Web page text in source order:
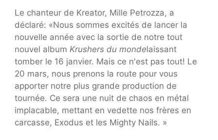
Le chanteur de Kreator, Mille Petrozza, a
déclaré: «Nous sommes excités de lancer la
nouvelle année avec la sortie de notre tout
nouvel album Krushers du mondelaissant
tomber le 16 janvier. Mais ce n'est pas tout! Le
20 mars, nous prenons la route pour vous
apporter notre plus grande production de
tournée. Ce sera une nuit de chaos en métal
implacable, mettant en vedette nos frères en
carcasse, Exodus et les Mighty Nails. »